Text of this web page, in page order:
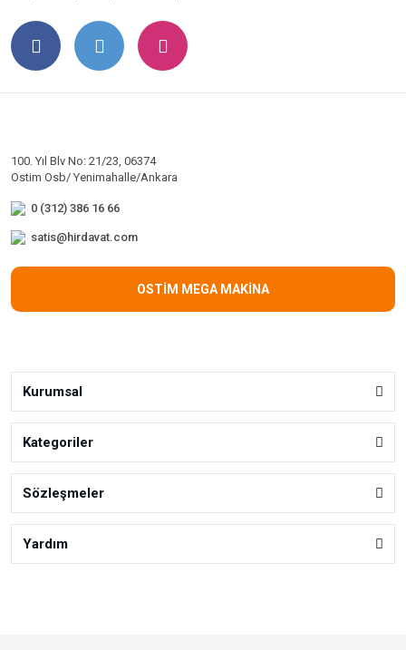
100. Yıl Blv No: 21/23, 06374
Ostim Osb/ Yenimahalle/Ankara
0 (312) 386 16 66
satis@hirdavat.com
OSTİM MEGA MAKİNA
Kurumsal
Kategoriler
Sözleşmeler
Yardım